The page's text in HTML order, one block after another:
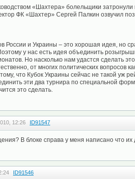
«Шахтера» болельщики
ФК «Шахтер» Сергей Палкин озвучил
России и Украины – это хорошая идея, но
у нас есть идея объединить
Но насколько нам удастся сделать
от многих политических вопросов
что Кубок Украины сейчас не такой уж
эти два турнира по специальной
это сделать.
12:26 ID91547
В блоке справа у меня написано что их
ID91546